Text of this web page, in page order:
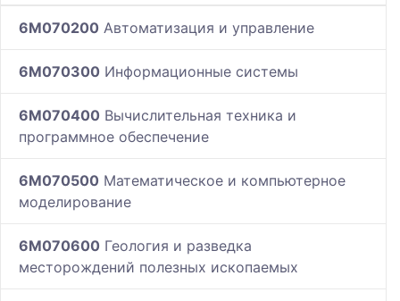
6M070200 Автоматизация и управление
6M070300 Информационные системы
6M070400 Вычислительная техника и
программное обеспечение
6M070500 Математическое и компьютерное
моделирование
6M070600 Геология и разведка
месторождений полезных ископаемых